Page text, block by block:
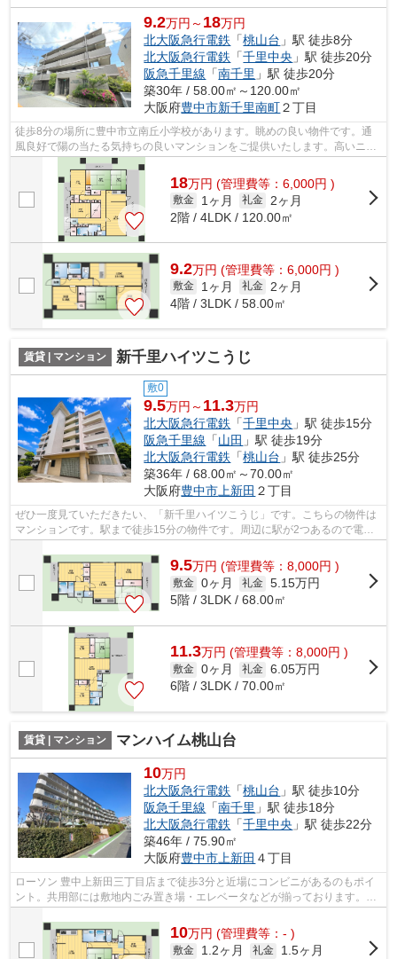
9.2万円～ 18万円
北大阪急行電鉄 「桃山台 」駅 徒歩8分
北大阪急行電鉄 「千里中央 」駅 徒歩20分
阪急千里線 「南千里 」駅 徒歩20分
築30年 / 58.00㎡～120.00㎡
大阪府豊中市新千里南町２丁目
徒歩8分の場所に豊中市立南丘小学校があります。眺めの良い物件です。通
風良好で陽の当たる気持ちの良いマンションをご提供いたします。高いニー
ズのある、駅徒歩8分の物件です。豊中...
18万円 (管理費等：6,000円 )
敷金 1ヶ月 礼金
2ヶ月
2階 / 4LDK / 120.00㎡
9.2万円 (管理費等：6,000円 )
敷金 1ヶ月 礼金
2ヶ月
4階 / 3LDK / 58.00㎡
賃貸 | マンション 新千里ハイツこうじ
敷0
9.5万円～ 11.3万円
北大阪急行電鉄 「千里中央 」駅 徒歩15分
阪急千里線 「山田 」駅 徒歩19分
北大阪急行電鉄 「桃山台 」駅 徒歩25分
築36年 / 68.00㎡～70.00㎡
大阪府豊中市 上新田 ２丁目
ぜひ一度見ていただきたい、「新千里ハイツこうじ」です。こちらの物件は
マンションです。駅まで徒歩15分の物件です。周辺に駅が2つあるので電車
9.5万円 (管理費等：8,000円 )
敷金 0ヶ月 礼金 5.15万円
5階 / 3LDK / 68.00㎡
11.3万円 (管理費等：8,000円 )
敷金 0ヶ月 礼金 6.05万円
6階 / 3LDK / 70.00㎡
賃貸 | マンション マンハイム桃山台
10万円
北大阪急行電鉄 「桃山台 」駅 徒歩10分
阪急千里線 「南千里 」駅 徒歩18分
北大阪急行電鉄 「千里中央 」駅 徒歩22分
築46年 / 75.90㎡
大阪府豊中市 上新田 ４丁目
ローソン 豊中上新田三丁目店まで徒歩3分と近場にコンビニがあるのもポイ
ント。共用部には敷地内ごみ置き場・エレベータなどが揃っております。物
件から駐車場までの距離は100mです。...
10万円 (管理費等：- )
敷金 1.2ヶ月 礼金
1.5ヶ月